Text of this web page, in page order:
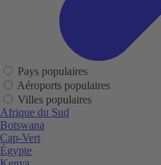
Pays populaires
Aéroports populaires
Villes populaires
Afrique du Sud
Botswana
Cap-Vert
Égypte